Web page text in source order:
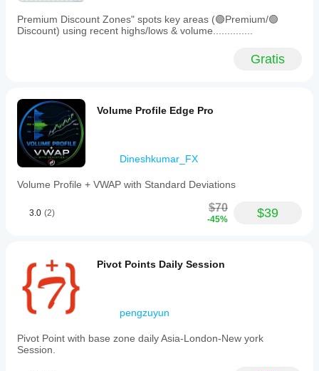
Premium Discount Zones" spots key areas (🟣Premium/🟢
Discount) using recent highs/lows & volume..............
Gratis
Volume Profile Edge Pro
Dineshkumar_FX
Volume Profile + VWAP with Standard Deviations
3.0 (2) $70
-45% $39
Pivot Points Daily Session
pengzuyun
Pivot Point with base zone daily Asia-London-New york
Session.